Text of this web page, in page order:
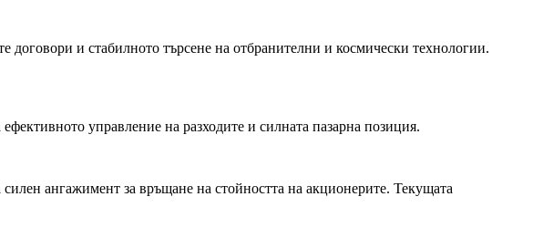
договори и стабилното търсене на отбранителни и космически технологии.
управление на разходите и силната пазарна позиция.
ангажимент за връщане на стойността на акционерите. Текущата